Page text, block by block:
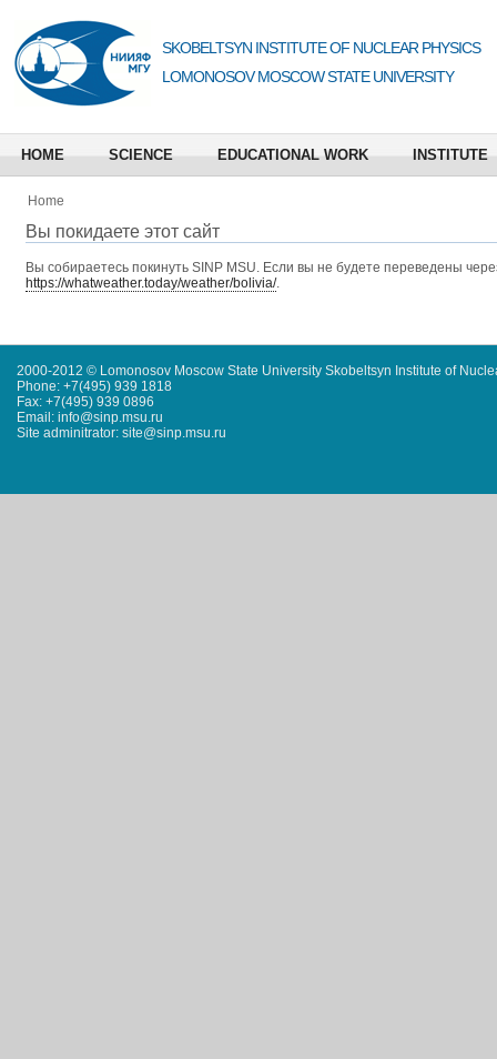
SKOBELTSYN INSTITUTE OF NUCLEAR PHYSICS
LOMONOSOV MOSCOW STATE UNIVERSITY
HOME SCIENCE EDUCATIONAL WORK INSTITUTE
Home
Вы покидаете этот сайт
Вы собираетесь покинуть SINP MSU. Если вы не будете переведены
https://whatweather.today/weather/bolivia/.
2000-2012 © Lomonosov Moscow State University Skobeltsyn Institute of
Phone: +7(495) 939 1818
Fax: +7(495) 939 0896
Email: info@sinp.msu.ru
Site adminitrator: site@sinp.msu.ru